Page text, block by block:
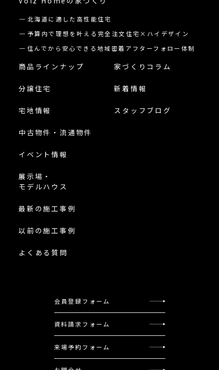
北海道に適した高性能住宅
予算内で理想を叶える完全注文住宅×ハイデザイン
住んでから安心できる地域密着アフターフォロー体制
商品ラインナップ
分譲住宅
宅地情報
中古物件・流通物件
イベント情報
展示場・
モデルハウス
最新の施工事例
以前の施工事例
よくある質問
家づくりコラム
新着情報
スタッフブログ
会員登録フォーム
資料請求フォーム
来場予約フォーム